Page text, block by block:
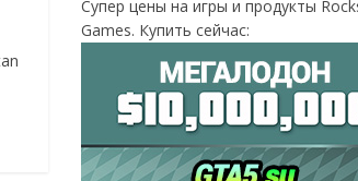
Супер цены на игры и продукты
Games. Купить сейчас: